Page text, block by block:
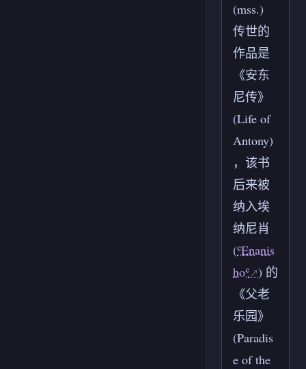
(mss.)
传世的
作品是
《安东
尼传》
(Life of
Antony)
，该书
后来被
纳入埃
纳尼肖
(ʿEnanis
hoʿ ) 的
《父老
乐园》
(Paradis
e of the